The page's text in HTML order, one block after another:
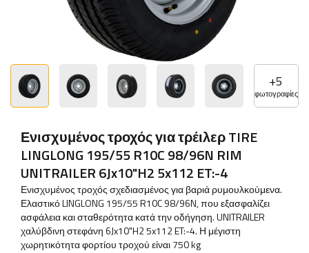
+5
φωτογραφίες
Ενισχυμένος τροχός για τρέιλερ TIRE
LINGLONG 195/55 R10C 98/96N RIM
UNITRAILER 6Jx10"H2 5x112 ET:-4
Ενισχυμένος τροχός σχεδιασμένος για βαριά ρυμουλκούμενα.
Ελαστικό LINGLONG 195/55 R10C 98/96N, που εξασφαλίζει
ασφάλεια και σταθερότητα κατά την οδήγηση. UNITRAILER
χαλύβδινη στεφάνη 6Jx10"H2 5x112 ET:-4. Η μέγιστη
χωρητικότητα φορτίου τροχού είναι 750 kg